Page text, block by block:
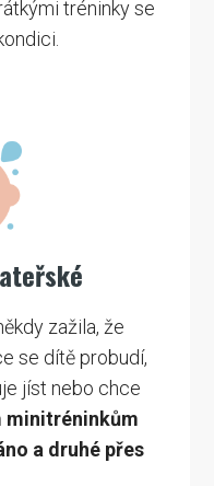
tréninky se
zažila, že
se dítě probudí,
jíst nebo chce
minitréninkům
a druhé přes